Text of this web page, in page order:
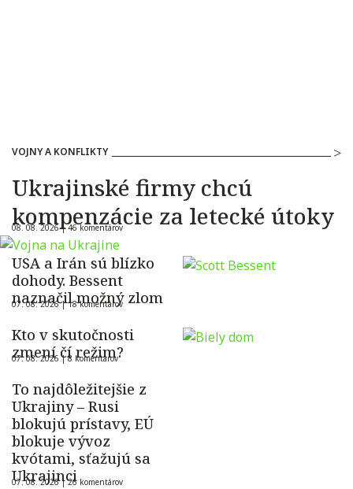
VOJNY A KONFLIKTY
Ukrajinské firmy chcú
kompenzácie za letecké útoky
08. 08. 2026 |46 komentárov
USA a Irán sú blízko
dohody. Bessent
naznačil možný zlom
07. 08. 2026 |18 komentárov
Kto v skutočnosti
zmení čí režim?
07. 08. 2026 |8 komentárov
To najdôležitejšie z
Ukrajiny – Rusi
blokujú prístavy, EÚ
blokuje vývoz
kvótami, sťažujú sa
Ukrajinci
07. 08. 2026 |26 komentárov